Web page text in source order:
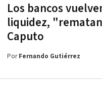
Los bancos
liquidez,
Caputo
PorFernando Gutiérrez